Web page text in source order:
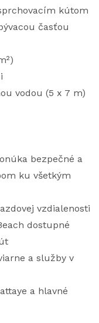
kútom
časťou
vodou (5 x 7 m)
bezpečné a
ku všetkým
vzdialenosti
dostupné
a služby v
a hlavné